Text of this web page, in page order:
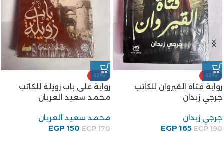
-25%
رواية شجرة الدر للكاتب محمد
سعيد العريان
محمد سعيد العريان
EGP100
EGP75
-12%
رواية أبو دولامة مضحك
الخليفة للكاتب على احمد
علي أحمد باكثير